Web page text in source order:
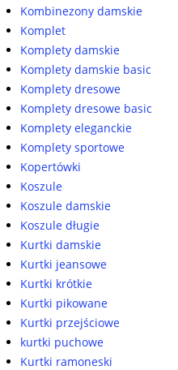
Kombinezony damskie
Komplet
Komplety damskie
Komplety damskie basic
Komplety dresowe
Komplety dresowe basic
Komplety eleganckie
Komplety sportowe
Kopertówki
Koszule
Koszule damskie
Koszule długie
Kurtki damskie
Kurtki jeansowe
Kurtki krótkie
Kurtki pikowane
Kurtki przejściowe
kurtki puchowe
Kurtki ramoneski